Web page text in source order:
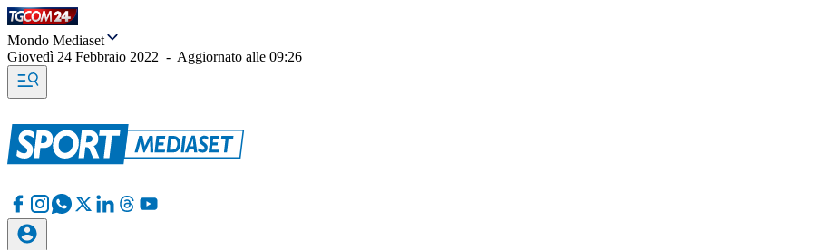
Mondo Mediaset
Giovedì 24 Febbraio 2022 - Aggiornato alle 09:26